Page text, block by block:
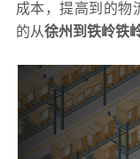
成本，提高到的物
的从徐州到铁岭铁